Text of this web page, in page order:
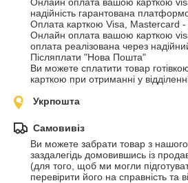
надійність гарантована
Оплата карткою Visa, Mastercard
Онлайн оплата вашою карткою
оплата реалізована через
Післяплати "Нова Пошта"
Ви можете сплатити товар
карткою при отриманні у
Укрпошта
Самовивіз
Ви можете забрати товар з
заздалегідь домовившись із
(для того, щоб ми могли
перевірити його на справність та